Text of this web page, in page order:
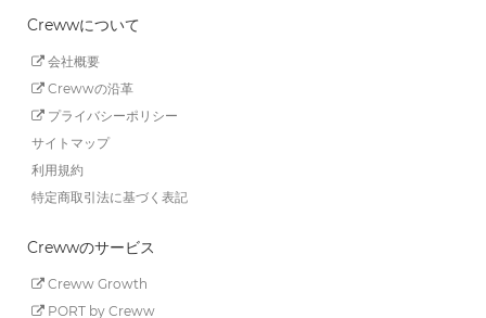
Crewwについて
会社概要
Crewwの沿革
プライバシーポリシー
サイトマップ
利用規約
特定商取引法に基づく表記
Crewwのサービス
Creww Growth
PORT by Creww